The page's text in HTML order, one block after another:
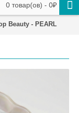
0 товар(ов) - 0₽
Beauty - PEARL